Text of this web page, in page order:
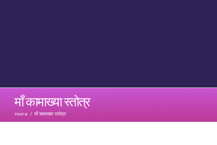
माँ कामाख्या स्तोत्र
Home / माँ कामाख्या स्तोत्र